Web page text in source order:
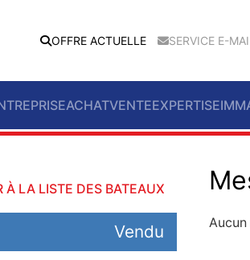
OFFRE ACTUELLE SERVICE E-
ACHATVENTEEXPERTISE
À LA LISTE DES BATEAUX
Vendu